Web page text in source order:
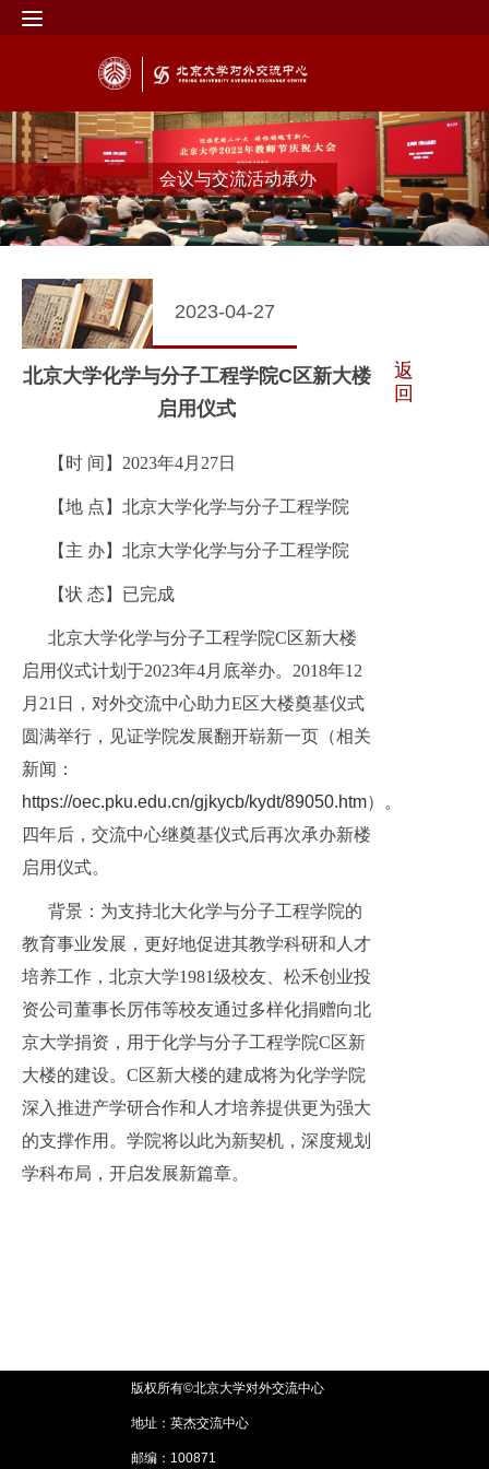
会议与交流活动承办
2023-04-27
北京大学化学与分子工程学院C区新大楼
启用仪式
【时 间】2023年4月27日
【地 点】北京大学化学与分子工程学院
【主 办】北京大学化学与分子工程学院
【状 态】已完成
北京大学化学与分子工程学院C区新大楼
启用仪式计划于2023年4月底举办。2018年12
月21日，对外交流中心助力E区大楼奠基仪式
圆满举行，见证学院发展翻开崭新一页（相关
新闻：
https://oec.pku.edu.cn/gjkycb/kydt/89050.htm）。
四年后，交流中心继奠基仪式后再次承办新楼
启用仪式。
背景：为支持北大化学与分子工程学院的
教育事业发展，更好地促进其教学科研和人才
培养工作，北京大学1981级校友、松禾创业投
资公司董事长厉伟等校友通过多样化捐赠向北
京大学捐资，用于化学与分子工程学院C区新
大楼的建设。C区新大楼的建成将为化学学院
深入推进产学研合作和人才培养提供更为强大
的支撑作用。学院将以此为新契机，深度规划
学科布局，开启发展新篇章。
返
回
版权所有©北京大学对外交流中心
地址：英杰交流中心
邮编：100871